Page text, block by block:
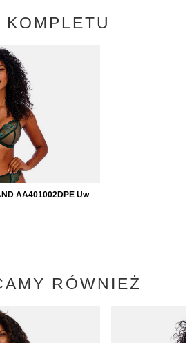
KOMPLETU
AA401002DPE Uw
RÓWNIEŻ